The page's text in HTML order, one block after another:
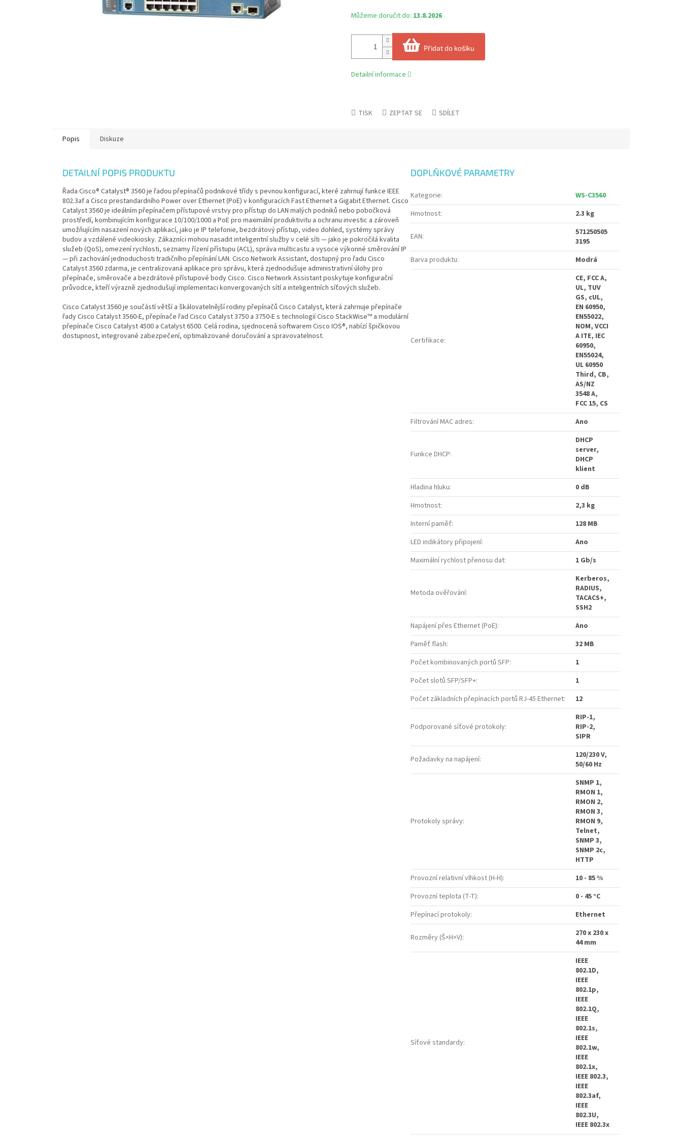
Můžeme doručit do: 13.8.2026
Přidat do košíku
Detailní informace
TISK ZEPTAT SE SDÍLET
Popis Diskuze
DETAILNÍ POPIS PRODUKTU
Řada Cisco® Catalyst® 3560 je řadou přepínačů podnikové třídy s pevnou konfigurací, které zahrnují funkce IEEE
802.3af a Cisco prestandardního Power over Ethernet (PoE) v konfiguracích Fast Ethernet a Gigabit Ethernet. Cisco
Catalyst 3560 je ideálním přepínačem přístupové vrstvy pro přístup do LAN malých podniků nebo pobočková
prostředí, kombinujícím konfigurace 10/100/1000 a PoE pro maximální produktivitu a ochranu investic a zároveň
umožňujícím nasazení nových aplikací, jako je IP telefonie, bezdrátový přístup, video dohled, systémy správy
budov a vzdálené videokiosky. Zákazníci mohou nasadit inteligentní služby v celé síti — jako je pokročilá kvalita
služeb (QoS), omezení rychlosti, seznamy řízení přístupu (ACL), správa multicastu a vysoce výkonné směrování IP
— při zachování jednoduchosti tradičního přepínání LAN. Cisco Network Assistant, dostupný pro řadu Cisco
Catalyst 3560 zdarma, je centralizovaná aplikace pro správu, která zjednodušuje administrativní úlohy pro
přepínače, směrovače a bezdrátové přístupové body Cisco. Cisco Network Assistant poskytuje konfigurační
průvodce, kteří výrazně zjednodušují implementaci konvergovaných sítí a inteligentních síťových služeb.
Cisco Catalyst 3560 je součástí větší a škálovatelnější rodiny přepínačů Cisco Catalyst, která zahrnuje přepínače
řady Cisco Catalyst 3560-E, přepínače řad Cisco Catalyst 3750 a 3750-E s technologií Cisco StackWise™ a modulární
přepínače Cisco Catalyst 4500 a Catalyst 6500. Celá rodina, sjednocená softwarem Cisco IOS®, nabízí špičkovou
dostupnost, integrované zabezpečení, optimalizované doručování a spravovatelnost.
DOPLŇKOVÉ PARAMETRY
Kategorie:
WS-C3560
Hmotnost: 2.3 kg
EAN:
571250505
3195
Barva produktu: Modrá
Certifikace:
CE, FCC A,
UL, TUV
GS, cUL,
EN 60950,
EN55022,
NOM, VCCI
A ITE, IEC
60950,
EN55024,
UL 60950
Third, CB,
AS/NZ
3548 A,
FCC 15, CS
Filtrování MAC adres: Ano
Funkce DHCP:
DHCP
server,
DHCP
klient
Hladina hluku:
0 dB
Hmotnost:
2,3 kg
Interní paměť:
128 MB
LED indikátory připojení:
Ano
Maximální rychlost přenosu dat: 1 Gb/s
Metoda ověřování:
Kerberos,
RADIUS,
TACACS+,
SSH2
Napájení přes Ethernet (PoE):
Ano
Paměť flash:
32 MB
Počet kombinovaných portů SFP:
1
Počet slotů SFP/SFP+:
1
Počet základních přepínacích portů RJ-45 Ethernet: 12
Podporované síťové protokoly:
RIP-1,
RIP-2,
SIPR
Požadavky na napájení:
120/230 V,
50/60 Hz
Protokoly správy:
SNMP 1,
RMON 1,
RMON 2,
RMON 3,
RMON 9,
Telnet,
SNMP 3,
SNMP 2c,
HTTP
Provozní relativní vlhkost (H-H):
10 - 85 %
Provozní teplota (T-T):
0 - 45 °C
Přepínací protokoly: Ethernet
Rozměry (Š×H×V):
270 x 230 x
44 mm
Síťové standardy:
IEEE
802.1D,
IEEE
802.1p,
IEEE
802.1Q,
IEEE
802.1s,
IEEE
802.1w,
IEEE
802.1x,
IEEE 802.3,
IEEE
802.3af,
IEEE
802.3U,
IEEE 802.3x